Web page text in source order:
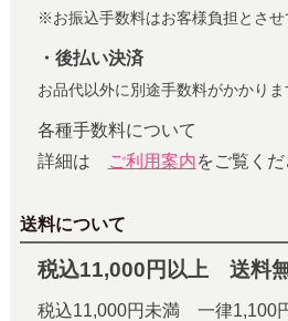
※お振込手数料はお客様負担とさせ
・後払い決済
お品代以外に別途手数料がかかりま
各種手数料について
詳細は
ご利用案内をご覧くだ
送料について
税込11,000円以上 送料
税込11,000円未満 一律1,100